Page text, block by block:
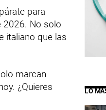
para
2026. No solo
italiano que las
marcan
¿Quieres
LO